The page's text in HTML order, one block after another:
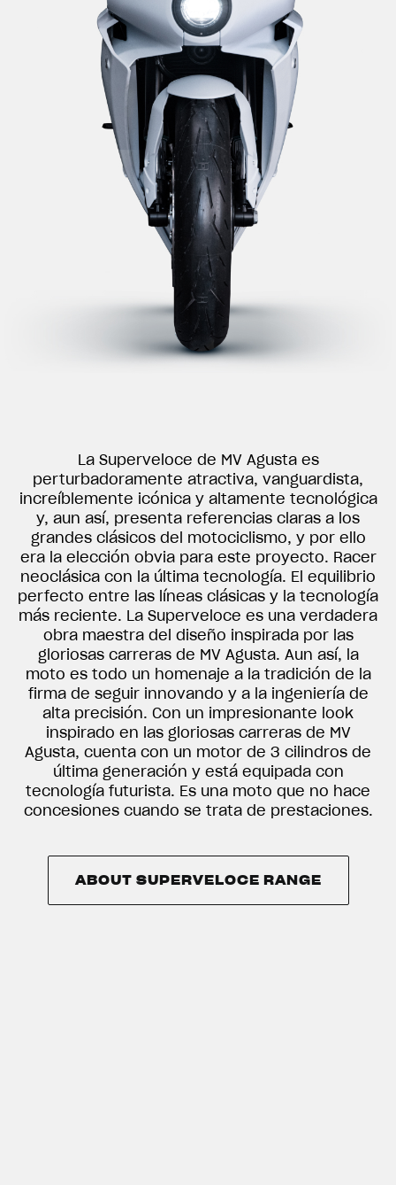
La Superveloce de MV Agusta es
perturbadoramente atractiva, vanguardista,
increíblemente icónica y altamente tecnológica
y, aun así, presenta referencias claras a los
grandes clásicos del motociclismo, y por ello
era la elección obvia para este proyecto. Racer
neoclásica con la última tecnología. El equilibrio
perfecto entre las líneas clásicas y la tecnología
más reciente. La Superveloce es una verdadera
obra maestra del diseño inspirada por las
gloriosas carreras de MV Agusta. Aun así, la
moto es todo un homenaje a la tradición de la
firma de seguir innovando y a la ingeniería de
alta precisión. Con un impresionante look
inspirado en las gloriosas carreras de MV
Agusta, cuenta con un motor de 3 cilindros de
última generación y está equipada con
tecnología futurista. Es una moto que no hace
concesiones cuando se trata de prestaciones.
ABOUT SUPERVELOCE RANGE